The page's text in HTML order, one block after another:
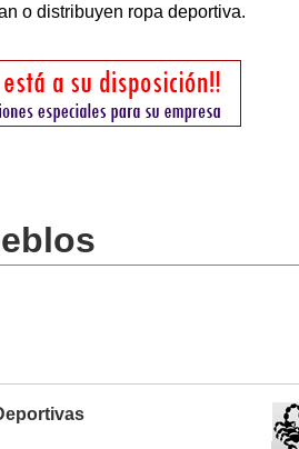
o distribuyen ropa deportiva.